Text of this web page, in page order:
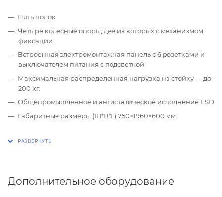
Пять полок
Четыре колесные опоры, две из которых с механизмом
фиксации
Встроенная электромонтажная панель с 6 розетками и
выключателем питания с подсветкой
Максимальная распределенная нагрузка на стойку — до
200 кг.
Общепромышленное и антистатическое исполнение ESD
Габаритные размеры (Ш*В*Г) 750×1960×600 мм.
Дополнительное оборудование